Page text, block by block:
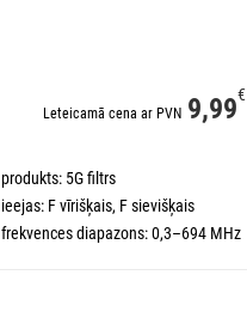
Leteicamā cena ar PVN 9,99€
produkts: 5G filtrs
ieejas: F vīrišķais, F sievišķais
frekvences diapazons: 0,3–694 MHz